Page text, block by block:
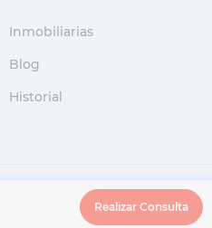
Realizar Consulta
Inmobiliarias
Blog
Historial
los derechos reservados..